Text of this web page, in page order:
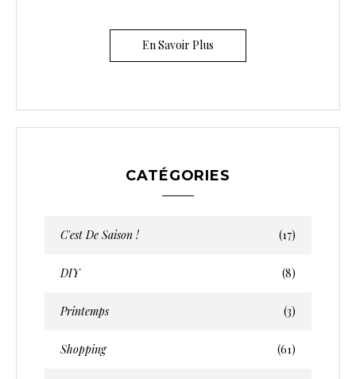
En Savoir Plus
CATÉGORIES
C'est De Saison ! (17)
DIY (8)
Printemps (3)
Shopping (61)